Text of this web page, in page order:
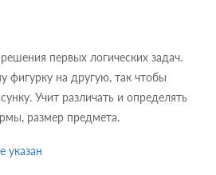
первых логических задач.
на другую, так чтобы
Учит различать и определять
размер предмета.
указан